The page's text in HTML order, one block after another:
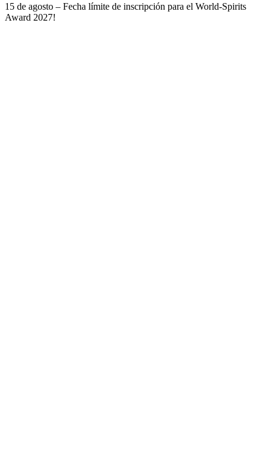
15 de agosto – Fecha límite de inscripción para el World-Spirits
Award 2027!